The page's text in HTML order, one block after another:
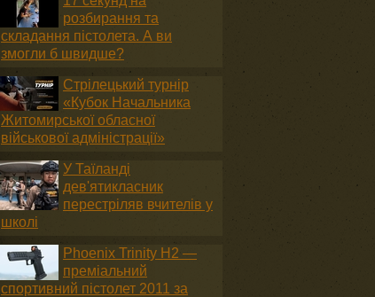
розбирання та
складання пістолета. А ви
змогли б швидше?
Стрілецький турнір
«Кубок Начальника
Житомирської обласної
військової адміністрації»
У Таїланді
дев'ятикласник
перестріляв вчителів у
школі
Phoenix Trinity H2 —
преміальний
спортивний пістолет 2011 за